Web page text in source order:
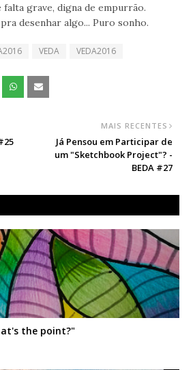
grave, digna de empurrão.
desenhar algo... Puro sonho.
VEDA VEDA2016
MAIS RECENTES
Já Pensou em Participar de
um "Sketchbook Project"? -
BEDA #27
the point?"